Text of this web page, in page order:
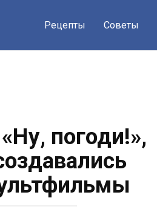
Рецепты Советы
погоди!»,